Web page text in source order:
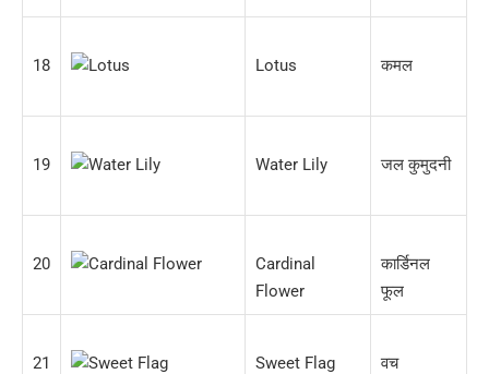
18 Lotus कमल
19 Water Lily जल कुमुदनी
20
Cardinal
Flower
कार्डिनल
फूल
21 Sweet Flag वच